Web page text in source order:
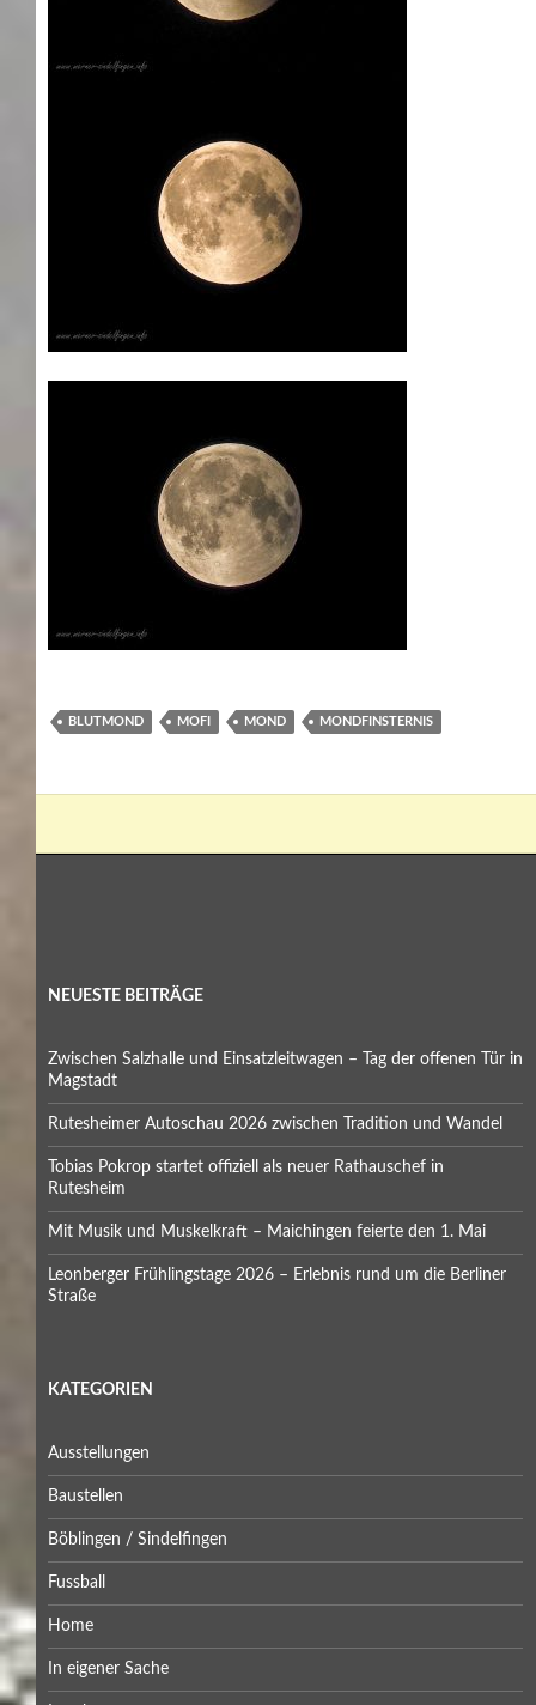
BLUTMOND MOFI MOND MONDFINSTERNIS
NEUESTE BEITRÄGE
Zwischen Salzhalle und Einsatzleitwagen – Tag der offenen Tür in
Magstadt
Rutesheimer Autoschau 2026 zwischen Tradition und Wandel
Tobias Pokrop startet offiziell als neuer Rathauschef in
Rutesheim
Mit Musik und Muskelkraft – Maichingen feierte den 1. Mai
Leonberger Frühlingstage 2026 – Erlebnis rund um die Berliner
Straße
KATEGORIEN
Ausstellungen
Baustellen
Böblingen / Sindelfingen
Fussball
Home
In eigener Sache